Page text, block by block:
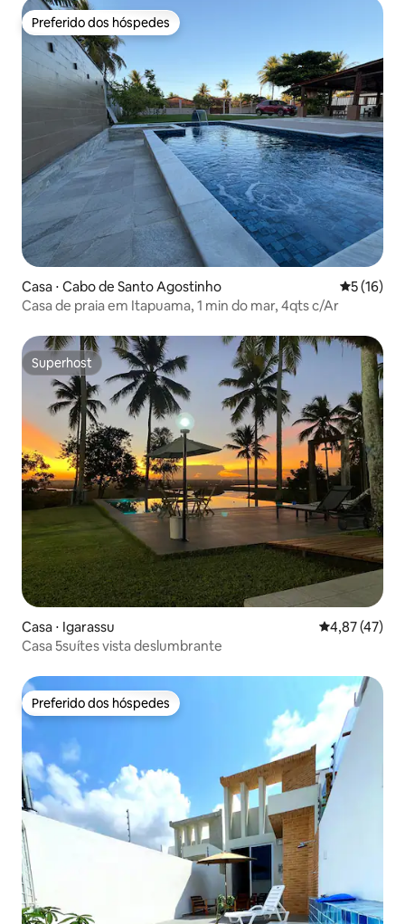
Preferido dos hóspedes
Preferido dos hóspedes
Casa ⋅ Cabo de Santo Agostinho 5 de uma
5 (16)
Casa de praia em Itapuama, 1 min do mar, 4qts c/Ar
Superhost
Superhost
Casa ⋅ Igarassu 4,87 de uma
4,87 (47)
Casa 5suítes vista deslumbrante
Preferido dos hóspedes
Preferido dos hóspedes